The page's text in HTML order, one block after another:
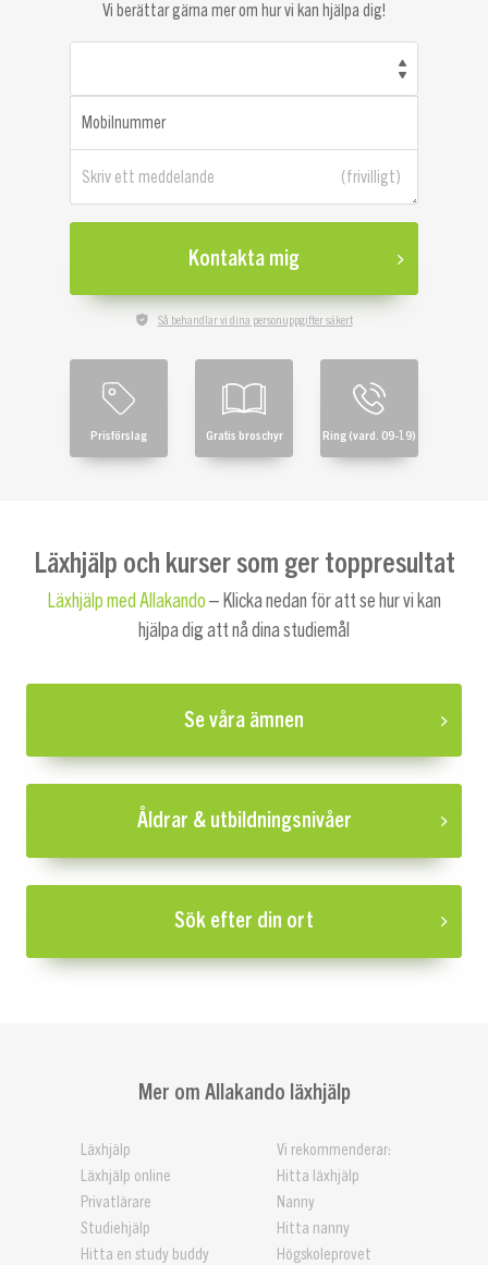
Vi berättar gärna mer om hur vi kan hjälpa dig!
Mobilnummer
Skriv ett meddelande
Kontakta mig
Så behandlar vi dina personuppgifter säkert
Prisförslag Gratis broschyr Ring (vard. 09-19)
Läxhjälp och kurser som ger toppresultat
Läxhjälp med Allakando – Klicka nedan för att se hur vi kan
hjälpa dig att nå dina studiemål
Se våra ämnen
Åldrar & utbildningsnivåer
Sök efter din ort
Mer om Allakando läxhjälp
Läxhjälp
Läxhjälp online
Privatlärare
Studiehjälp
Hitta en study buddy
Vi rekommenderar:
Hitta läxhjälp
Nanny
Hitta nanny
Högskoleprovet